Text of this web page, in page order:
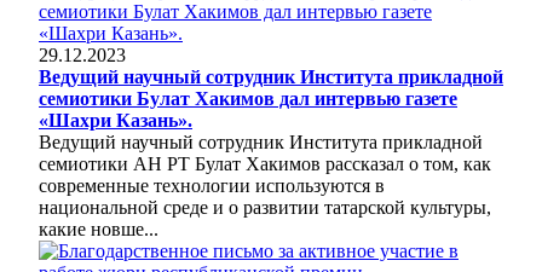
29.12.2023
Ведущий научный сотрудник Института прикладной
семиотики Булат Хакимов дал интервью газете
«Шахри Казань».
Ведущий научный сотрудник Института прикладной
семиотики АН РТ Булат Хакимов рассказал о том, как
современные технологии используются в
национальной среде и о развитии татарской культуры,
какие новше...